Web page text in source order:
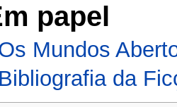
papel
Mundos
Bibliografia da